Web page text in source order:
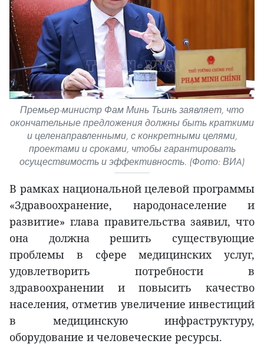
Премьер-министр Фам Минь Тьинь заявляет, что
окончательные предложения должны быть краткими
и целенаправленными, с конкретными целями,
проектами и сроками, чтобы гарантировать
осуществимость и эффективность. (Фото: ВИA)
В рамках национальной целевой программы
«Здравоохранение, народонаселение и
развитие» глава правительства заявил, что
она должна решить существующие
проблемы в сфере медицинских услуг,
удовлетворить потребности в
здравоохранении и повысить качество
населения, отметив увеличение инвестиций
в медицинскую инфраструктуру,
оборудование и человеческие ресурсы.